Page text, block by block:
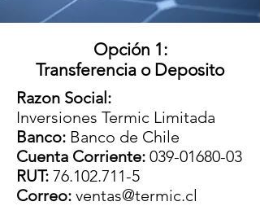
Opción 1:
Transferencia o Deposito
Razon Social:
Inversiones Termic Limitada
Banco: Banco de Chile
Cuenta Corriente: 039-01680-03
RUT: 76.102.711-5
Correo: ventas@termic.cl